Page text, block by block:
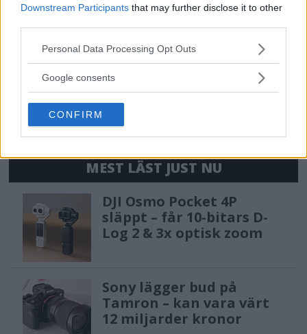
Downstream Participants that may further disclose it to other
Please note that this website/app uses one or more Google
not limited to your visit or usage behaviour. You may click to
use your data for below specified purposes in below Google
consent section.
Personal Data Processing Opt Outs
Google consents
CONFIRM
OM System lanserar nu "Test & Wow"-
programmet i Sverige, vilket gör det möjligt
att låna hem kameror och objektiv under fem
dagar för att se hur utrustningen passar dina
behov.
MEST LÄST JUST NU
DJI Osmo Pocket 4P
släppt – får 10-bitars D-
Log 2 & 3x optisk zoom
Sony lägger bud på
Tamron – kan vara värt
12 miljarder kronor